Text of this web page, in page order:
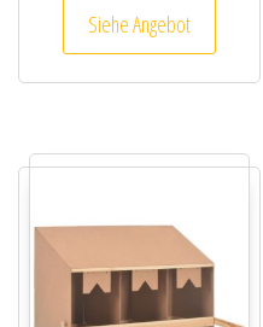
Siehe Angebot